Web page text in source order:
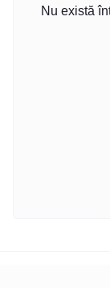
Nu există